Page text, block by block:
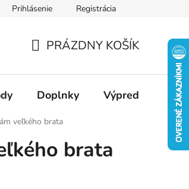
Veľkostné tabuľky Ako sa starať o textil
Prihlásenie Registrácia
KOŠÍK
PRÁZDNY KOŠÍK
Doplnky Výpredaj
veľkého brata
brata